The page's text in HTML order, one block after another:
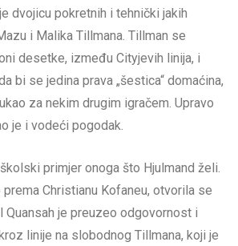
dvojicu pokretnih i tehnički jakih
i Malika Tillmana. Tillman se
desetke, između Cityjevih linija, i
bi se jedina prava „šestica“ domaćina,
za nekim drugim igračem. Upravo
je i vodeći pogodak.
primjer onoga što Hjulmand želi.
Christianu Kofaneu, otvorila se
Quansah je preuzeo odgovornost i
linije na slobodnog Tillmana, koji je